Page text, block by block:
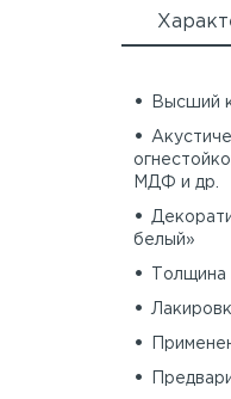
Высший
МДФ и др.
белый»
Толщина